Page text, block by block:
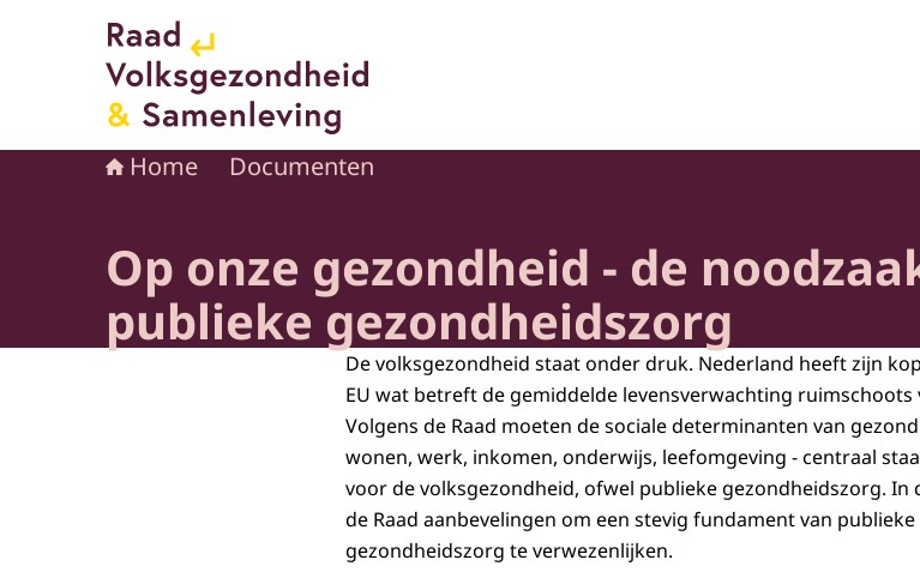
Naar de homepage van Raad voor Volksgezondheid en Samenleving
Home Documenten
Op onze gezondheid - de
publieke gezondheidszorg
De volksgezondheid staat onder druk. Nederland heeft zijn
EU wat betreft de gemiddelde levensverwachting ruimschoots
Volgens de Raad moeten de sociale determinanten van
wonen, werk, inkomen, onderwijs, leefomgeving - centraal
voor de volksgezondheid, ofwel publieke gezondheidszorg. In
de Raad aanbevelingen om een stevig fundament van publieke
gezondheidszorg te verwezenlijken.